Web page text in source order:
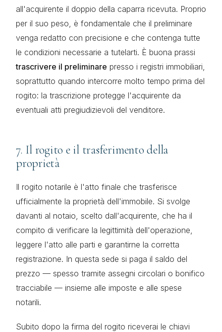
all'acquirente il doppio della caparra ricevuta. Proprio
per il suo peso, è fondamentale che il preliminare
venga redatto con precisione e che contenga tutte
le condizioni necessarie a tutelarti. È buona prassi
trascrivere il preliminare presso i registri immobiliari,
soprattutto quando intercorre molto tempo prima del
rogito: la trascrizione protegge l'acquirente da
eventuali atti pregiudizievoli del venditore.
7. Il rogito e il trasferimento della
proprietà
Il rogito notarile è l'atto finale che trasferisce
ufficialmente la proprietà dell'immobile. Si svolge
davanti al notaio, scelto dall'acquirente, che ha il
compito di verificare la legittimità dell'operazione,
leggere l'atto alle parti e garantirne la corretta
registrazione. In questa sede si paga il saldo del
prezzo — spesso tramite assegni circolari o bonifico
tracciabile — insieme alle imposte e alle spese
notarili.
Subito dopo la firma del rogito riceverai le chiavi